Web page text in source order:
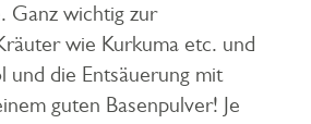
Ganz wichtig zur
wie Kurkuma etc. und
und die Entsäuerung mit
guten Basenpulver! Je